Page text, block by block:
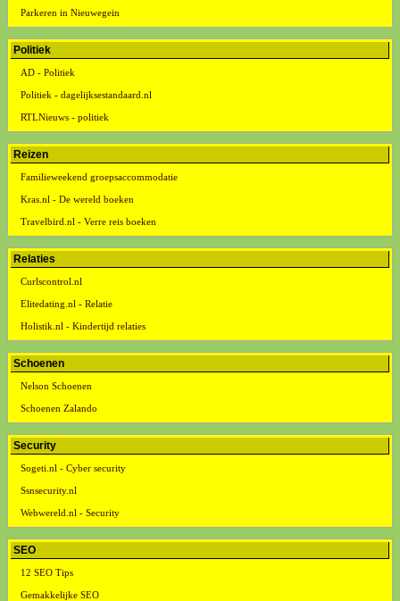
Parkeren in Nieuwegein
Politiek
AD - Politiek
Politiek - dagelijksestandaard.nl
RTLNieuws - politiek
Reizen
Familieweekend groepsaccommodatie
Kras.nl - De wereld boeken
Travelbird.nl - Verre reis boeken
Relaties
Curlscontrol.nl
Elitedating.nl - Relatie
Holistik.nl - Kindertijd relaties
Schoenen
Nelson Schoenen
Schoenen Zalando
Security
Sogeti.nl - Cyber security
Ssnsecurity.nl
Webwereld.nl - Security
SEO
12 SEO Tips
Gemakkelijke SEO